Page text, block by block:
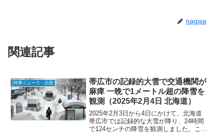
nagisa
関連記事
時事ニュース・話題
帯広市の記録的大雪で交通機関が
麻痺 一晩で1メートル超の降雪を
観測（2025年2月4日 北海道）
2025年2月3日から4日にかけて、北海道
帯広市では記録的な大雪が降り、24時間
で124センチの降雪を観測しました。これ